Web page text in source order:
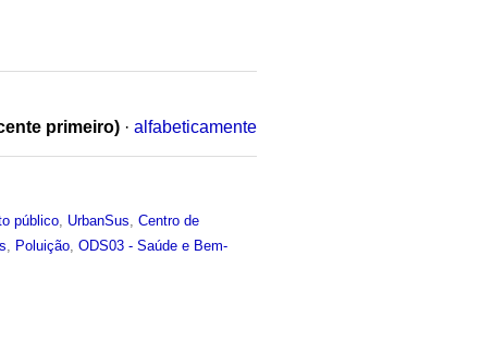
primeiro) · alfabeticamente
público UrbanSus ,Centro de
Poluição ,ODS03 - Saúde e Bem-